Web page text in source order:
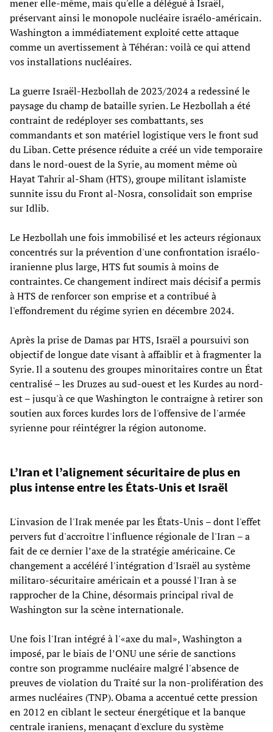
mener elle-même, mais qu'elle a délégué à Israël,
préservant ainsi le monopole nucléaire israélo-américain.
Washington a immédiatement exploité cette attaque
comme un avertissement à Téhéran: voilà ce qui attend
vos installations nucléaires.
La guerre Israël-Hezbollah de 2023/2024 a redessiné le
paysage du champ de bataille syrien. Le Hezbollah a été
contraint de redéployer ses combattants, ses
commandants et son matériel logistique vers le front sud
du Liban. Cette présence réduite a créé un vide temporaire
dans le nord-ouest de la Syrie, au moment même où
Hayat Tahrir al-Sham (HTS), groupe militant islamiste
sunnite issu du Front al-Nosra, consolidait son emprise
sur Idlib.
Le Hezbollah une fois immobilisé et les acteurs régionaux
concentrés sur la prévention d'une confrontation israélo-
iranienne plus large, HTS fut soumis à moins de
contraintes. Ce changement indirect mais décisif a permis
à HTS de renforcer son emprise et a contribué à
l'effondrement du régime syrien en décembre 2024.
Après la prise de Damas par HTS, Israël a poursuivi son
objectif de longue date visant à affaiblir et à fragmenter la
Syrie. Il a soutenu des groupes minoritaires contre un État
centralisé – les Druzes au sud-ouest et les Kurdes au nord-
est – jusqu'à ce que Washington le contraigne à retirer son
soutien aux forces kurdes lors de l'offensive de l'armée
syrienne pour réintégrer la région autonome.
L’Iran et l’alignement sécuritaire de plus en
plus intense entre les États-Unis et Israël
L'invasion de l'Irak menée par les États-Unis – dont l'effet
pervers fut d'accroître l'influence régionale de l'Iran – a
fait de ce dernier l’axe de la stratégie américaine. Ce
changement a accéléré l'intégration d'Israël au système
militaro-sécuritaire américain et a poussé l'Iran à se
rapprocher de la Chine, désormais principal rival de
Washington sur la scène internationale.
Une fois l'Iran intégré à l'«axe du mal», Washington a
imposé, par le biais de l’ONU une série de sanctions
contre son programme nucléaire malgré l'absence de
preuves de violation du Traité sur la non-prolifération des
armes nucléaires (TNP). Obama a accentué cette pression
en 2012 en ciblant le secteur énergétique et la banque
centrale iraniens, menaçant d'exclure du système